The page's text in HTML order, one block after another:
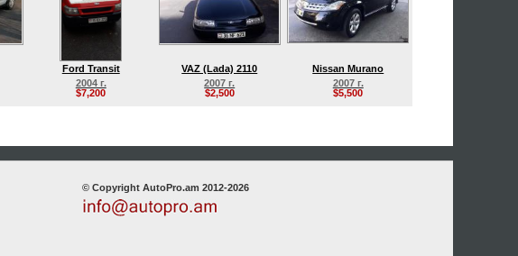
Ford Transit
2004 г.
$7,200
VAZ (Lada) 2110
2007 г.
$2,500
Nissan Murano
2007 г.
$5,500
© Copyright AutoPro.am 2012-2026